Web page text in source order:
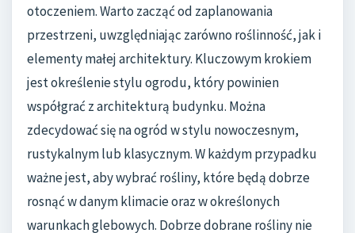
otoczeniem. Warto zacząć od zaplanowania
przestrzeni, uwzględniając zarówno roślinność, jak i
elementy małej architektury. Kluczowym krokiem
jest określenie stylu ogrodu, który powinien
współgrać z architekturą budynku. Można
zdecydować się na ogród w stylu nowoczesnym,
rustykalnym lub klasycznym. W każdym przypadku
ważne jest, aby wybrać rośliny, które będą dobrze
rosnąć w danym klimacie oraz w określonych
warunkach glebowych. Dobrze dobrane rośliny nie